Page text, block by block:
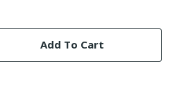
Add To Cart